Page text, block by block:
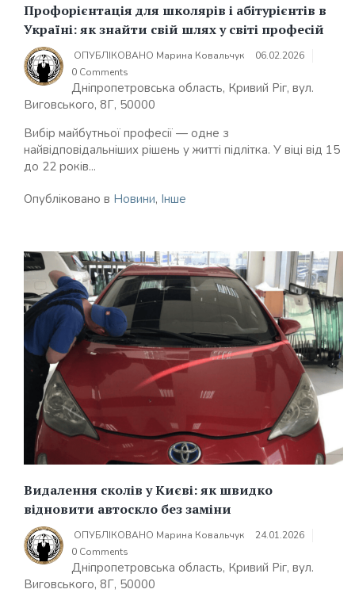
Профорієнтація для школярів і абітурієнтів в
Україні: як знайти свій шлях у світі професій
ОПУБЛІКОВАНО Марина Ковальчук
06.02.2026
0 Comments
Дніпропетровська область, Кривий Ріг, вул.
Виговського, 8Г, 50000
Вибір майбутньої професії — одне з
найвідповідальніших рішень у житті підлітка. У віці від 15
до 22 років...
Опубліковано в Новини, Інше
Видалення сколів у Києві: як швидко
відновити автоскло без заміни
ОПУБЛІКОВАНО Марина Ковальчук
24.01.2026
0 Comments
Дніпропетровська область, Кривий Ріг, вул.
Виговського, 8Г, 50000